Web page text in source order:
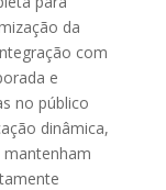
da
com
e
no público
dinâmica,